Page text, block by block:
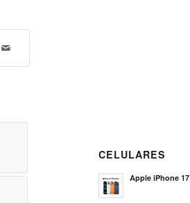
CELULARES
Apple iPhone